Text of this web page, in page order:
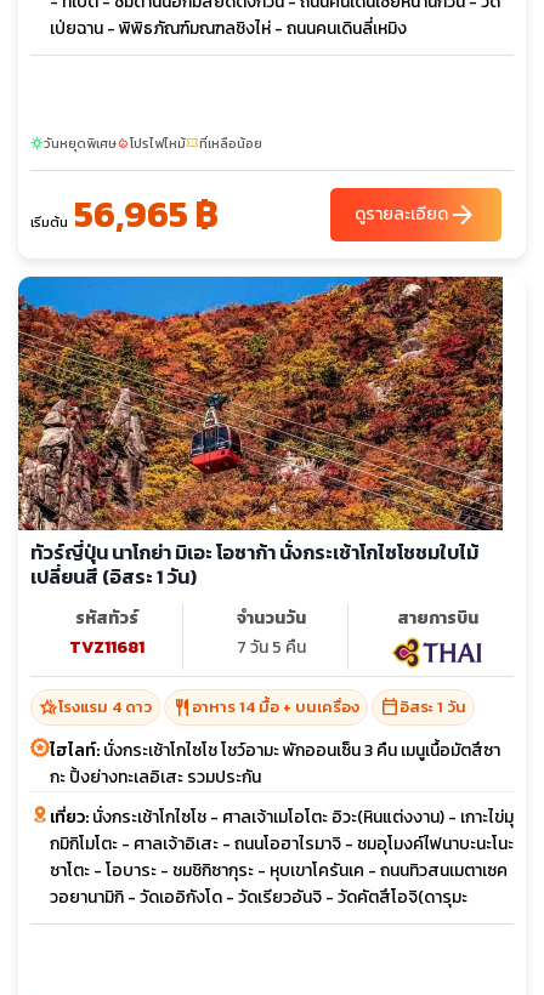
เป่ยฉาน - พิพิธภัณฑ์มณฑลชิงไห่ - ถนนคนเดินลี่เหมิง
sunnyวันหยุดพิเศษlocal_fire_departmentโปรไฟไหม้confirmation_numberที่เหลือน้อย
เริ่มต้น 56,965 ฿ ดูรายละเอียดarrow_forward
ทัวร์ญี่ปุ่น นาโกย่า มิเอะ โอซาก้า นั่งกระเช้าโกไซโชชมใบไม้
เปลี่ยนสี (อิสระ 1 วัน)
รหัสทัวร์
TVZ11681
จำนวนวัน
7 วัน 5 คืน
สายการบิน
hotel_classโรงแรม 4 ดาว restaurant อาหาร 14 มื้อ + บนเครื่อง calendar_todayอิสระ 1 วัน
ไฮไลท์:นั่งกระเช้าโกไซโช โชว์อามะ พักออนเซ็น 3 คืน เมนูเนื้อมัตสึซา
กะ ปิ้งย่างทะเลอิเสะ รวมประกัน
เที่ยว:นั่งกระเช้าโกไซโช - ศาลเจ้าเมโอโตะ อิวะ(หินแต่งงาน) - เกาะไข่มุ
กมิกิโมโตะ - ศาลเจ้าอิเสะ - ถนนโอฮาไรมาจิ - ชมอุโมงค์ไฟนาบะนะโนะ
ซาโตะ - โอบาระ - ชมชิกิซากุระ - หุบเขาโครันเค - ถนนทิวสนเมตาเซค
วอยานามิกิ - วัดเออิกังโด - วัดเรียวอันจิ - วัดคัตสึโอจิ(ดารุมะ